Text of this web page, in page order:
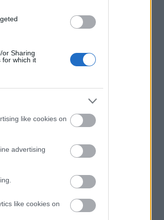
or Sharing
for which it
like cookies on
advertising
like cookies on
της
Ξεκινούν τα δοκιμαστικά
της επέκτασης του Μετρό
Ο ΟΤΕ στους δείκτες
18η συνεχόμενη χρονιά
δολαρίων για τη DeepSeek
Βρεττού (Credia):
άνω των 1,3 δισ. ευρώ
Επιταχύνει την
Στα πράσινα οι
ενδοσυνεδριακό ρεκόρ
Πυρκαγιές: 325 αυτοψίες
πληγείσες περιοχές - 118
Σε εξέλιξη πυρκαγιές σε